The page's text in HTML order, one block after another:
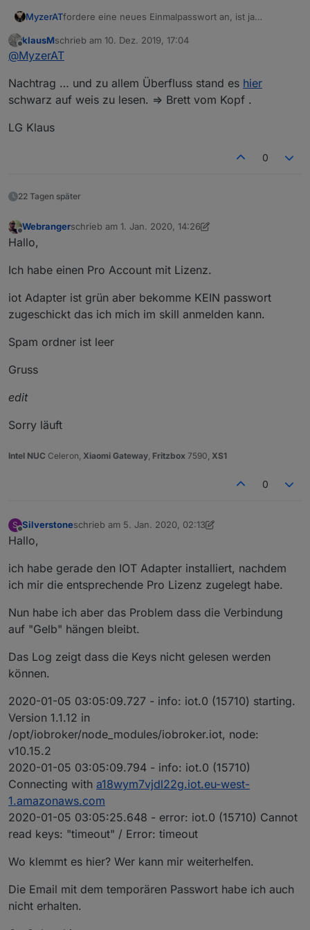
MyzerATfordere eine neues Einmalpasswort an, ist ja
Offline
klausMschrieb am 10. Dez. 2019, 17:04
zuletzt editiert von
@MyzerAT
Nachtrag … und zu allem Überfluss stand es hier
schwarz auf weis zu lesen. => Brett vom Kopf .
LG Klaus
0
22 Tagen später
Offline
Webrangerschrieb am 1. Jan. 2020, 14:26
zuletzt editiert von Webranger1. Jan. 2020, 16:48
Hallo,
Ich habe einen Pro Account mit Lizenz.
iot Adapter ist grün aber bekomme KEIN passwort
zugeschickt das ich mich im skill anmelden kann.
Spam ordner ist leer
Gruss
edit
Sorry läuft
Intel NUC Celeron, Xiaomi Gateway Fritzbox 7590, XS1
0
S
Offline
Silverstoneschrieb am 5. Jan. 2020, 02:13
zuletzt editiert von Silverstone1. Juni 2020, 23:03
Hallo,
ich habe gerade den IOT Adapter installiert, nachdem
ich mir die entsprechende Pro Lizenz zugelegt habe.
Nun habe ich aber das Problem dass die Verbindung
auf "Gelb" hängen bleibt.
Das Log zeigt dass die Keys nicht gelesen werden
können.
2020-01-05 03:05:09.727 - info: iot.0 (15710) starting.
Version 1.1.12 in
/opt/iobroker/node_modules/iobroker.iot, node:
v10.15.2
2020-01-05 03:05:09.794 - info: iot.0 (15710)
Connecting with a18wym7vjdl22g.iot.eu-west-
1.amazonaws.com
2020-01-05 03:05:25.648 - error: iot.0 (15710) Cannot
read keys: "timeout" / Error: timeout
Wo klemmt es hier? Wer kann mir weiterhelfen.
Die Email mit dem temporären Passwort habe ich auch
nicht erhalten.